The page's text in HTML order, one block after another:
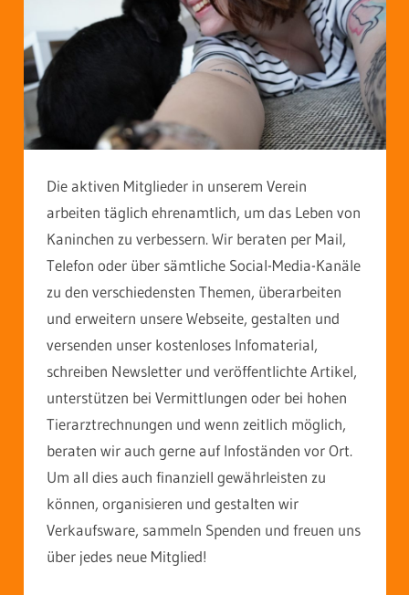
Die aktiven Mitglieder in unserem Verein
arbeiten täglich ehrenamtlich, um das Leben von
Kaninchen zu verbessern. Wir beraten per Mail,
Telefon oder über sämtliche Social-Media-Kanäle
zu den verschiedensten Themen, überarbeiten
und erweitern unsere Webseite, gestalten und
versenden unser kostenloses Infomaterial,
schreiben Newsletter und veröffentlichte Artikel,
unterstützen bei Vermittlungen oder bei hohen
Tierarztrechnungen und wenn zeitlich möglich,
beraten wir auch gerne auf Infoständen vor Ort.
Um all dies auch finanziell gewährleisten zu
können, organisieren und gestalten wir
Verkaufsware, sammeln Spenden und freuen uns
über jedes neue Mitglied!